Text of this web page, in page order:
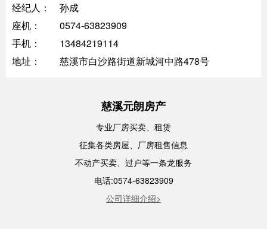
经纪人：
孙成
座机：
0574-63823909
手机：
13484219114
地址：
慈溪市白沙路街道新城河中路478号
慈溪元朗房产
专业厂房买卖、租赁
征集各类房屋、厂房租售信息
不动产买卖、过户等一条龙服务
电话:0574-63823909
公司详细介绍>